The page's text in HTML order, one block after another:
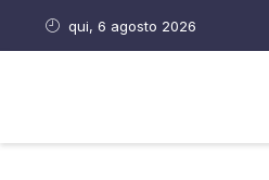
qui, 6 agosto 2026